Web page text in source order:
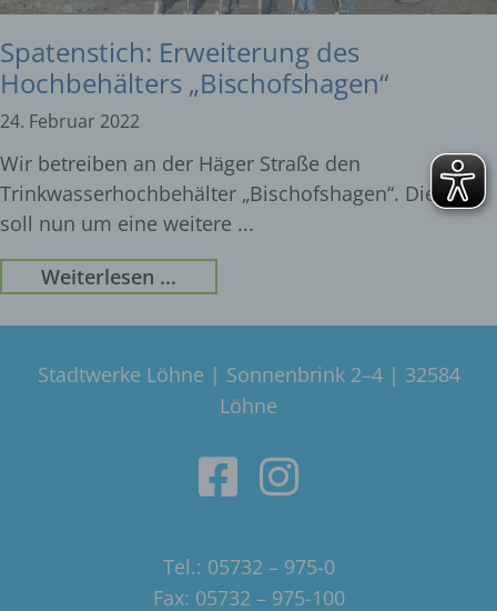
Spatenstich: Erweiterung des
Hochbehälters „Bischofshagen“
24. Februar 2022
Wir betreiben an der Häger Straße den
Trinkwasserhochbehälter „Bischofshagen“. Dieser
soll nun um eine weitere
Weiterlesen ...
Stadtwerke Löhne | Sonnenbrink 2–4 | 32584
Löhne
Tel.: 05732 – 975-0
Fax: 05732 – 975-100